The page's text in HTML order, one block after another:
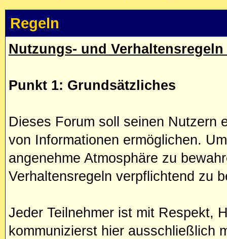
Regeln
Nutzungs- und
Punkt 1: Grundsätzliches
Dieses Forum soll seinen Nutzern
von Informationen ermöglichen.
angenehme Atmosphäre zu
Verhaltensregeln verpflichtend zu
Jeder Teilnehmer ist mit Respekt,
kommunizierst hier ausschließlich